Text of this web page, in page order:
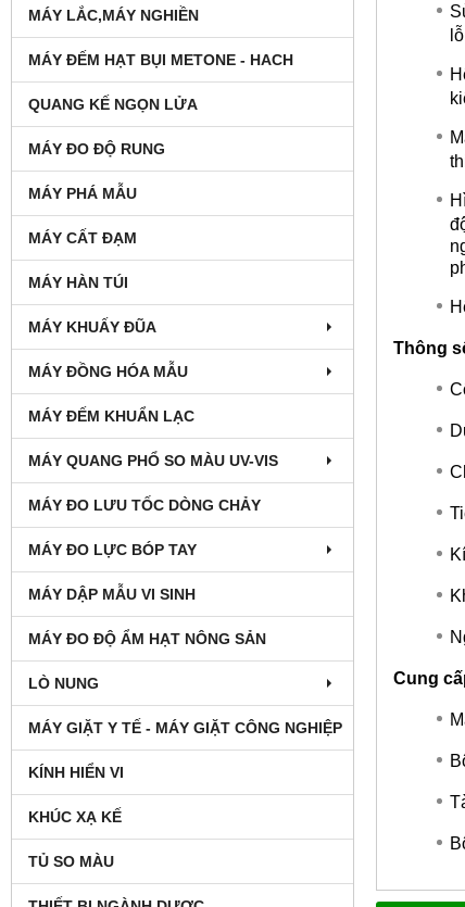
MÁY LẮC,MÁY NGHIỀN
MÁY ĐẾM HẠT BỤI METONE - HACH
QUANG KẾ NGỌN LỬA
MÁY ĐO ĐỘ RUNG
MÁY PHÁ MẪU
MÁY CẤT ĐẠM
MÁY HÀN TÚI
MÁY KHUẤY ĐŨA
MÁY ĐỒNG HÓA MẪU
MÁY ĐẾM KHUẨN LẠC
MÁY QUANG PHỔ SO MÀU UV-VIS
MÁY ĐO LƯU TỐC DÒNG CHẢY
MÁY ĐO LỰC BÓP TAY
MÁY DẬP MẪU VI SINH
MÁY ĐO ĐỘ ẨM HẠT NÔNG SẢN
LÒ NUNG
MÁY GIẶT Y TẾ - MÁY GIẶT CÔNG NGHIỆP
KÍNH HIỂN VI
KHÚC XẠ KẾ
TỦ SO MÀU
Thông
Cung